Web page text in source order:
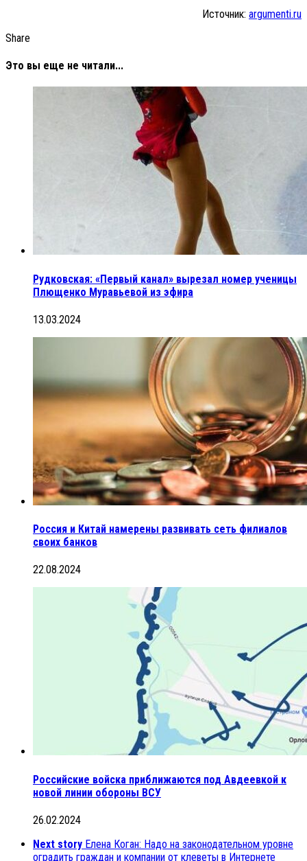
Источник: argumenti.ru
Share
Это вы еще не читали...
Рудковская: «Первый канал» вырезал номер ученицы
Плющенко Муравьевой из эфира
13.03.2024
Россия и Китай намерены развивать сеть филиалов
своих банков
22.08.2024
Российские войска приближаются под Авдеевкой к
новой линии обороны ВСУ
26.02.2024
Next story Елена Коган: Надо на законодательном уровне
оградить граждан и компании от клеветы в Интернете